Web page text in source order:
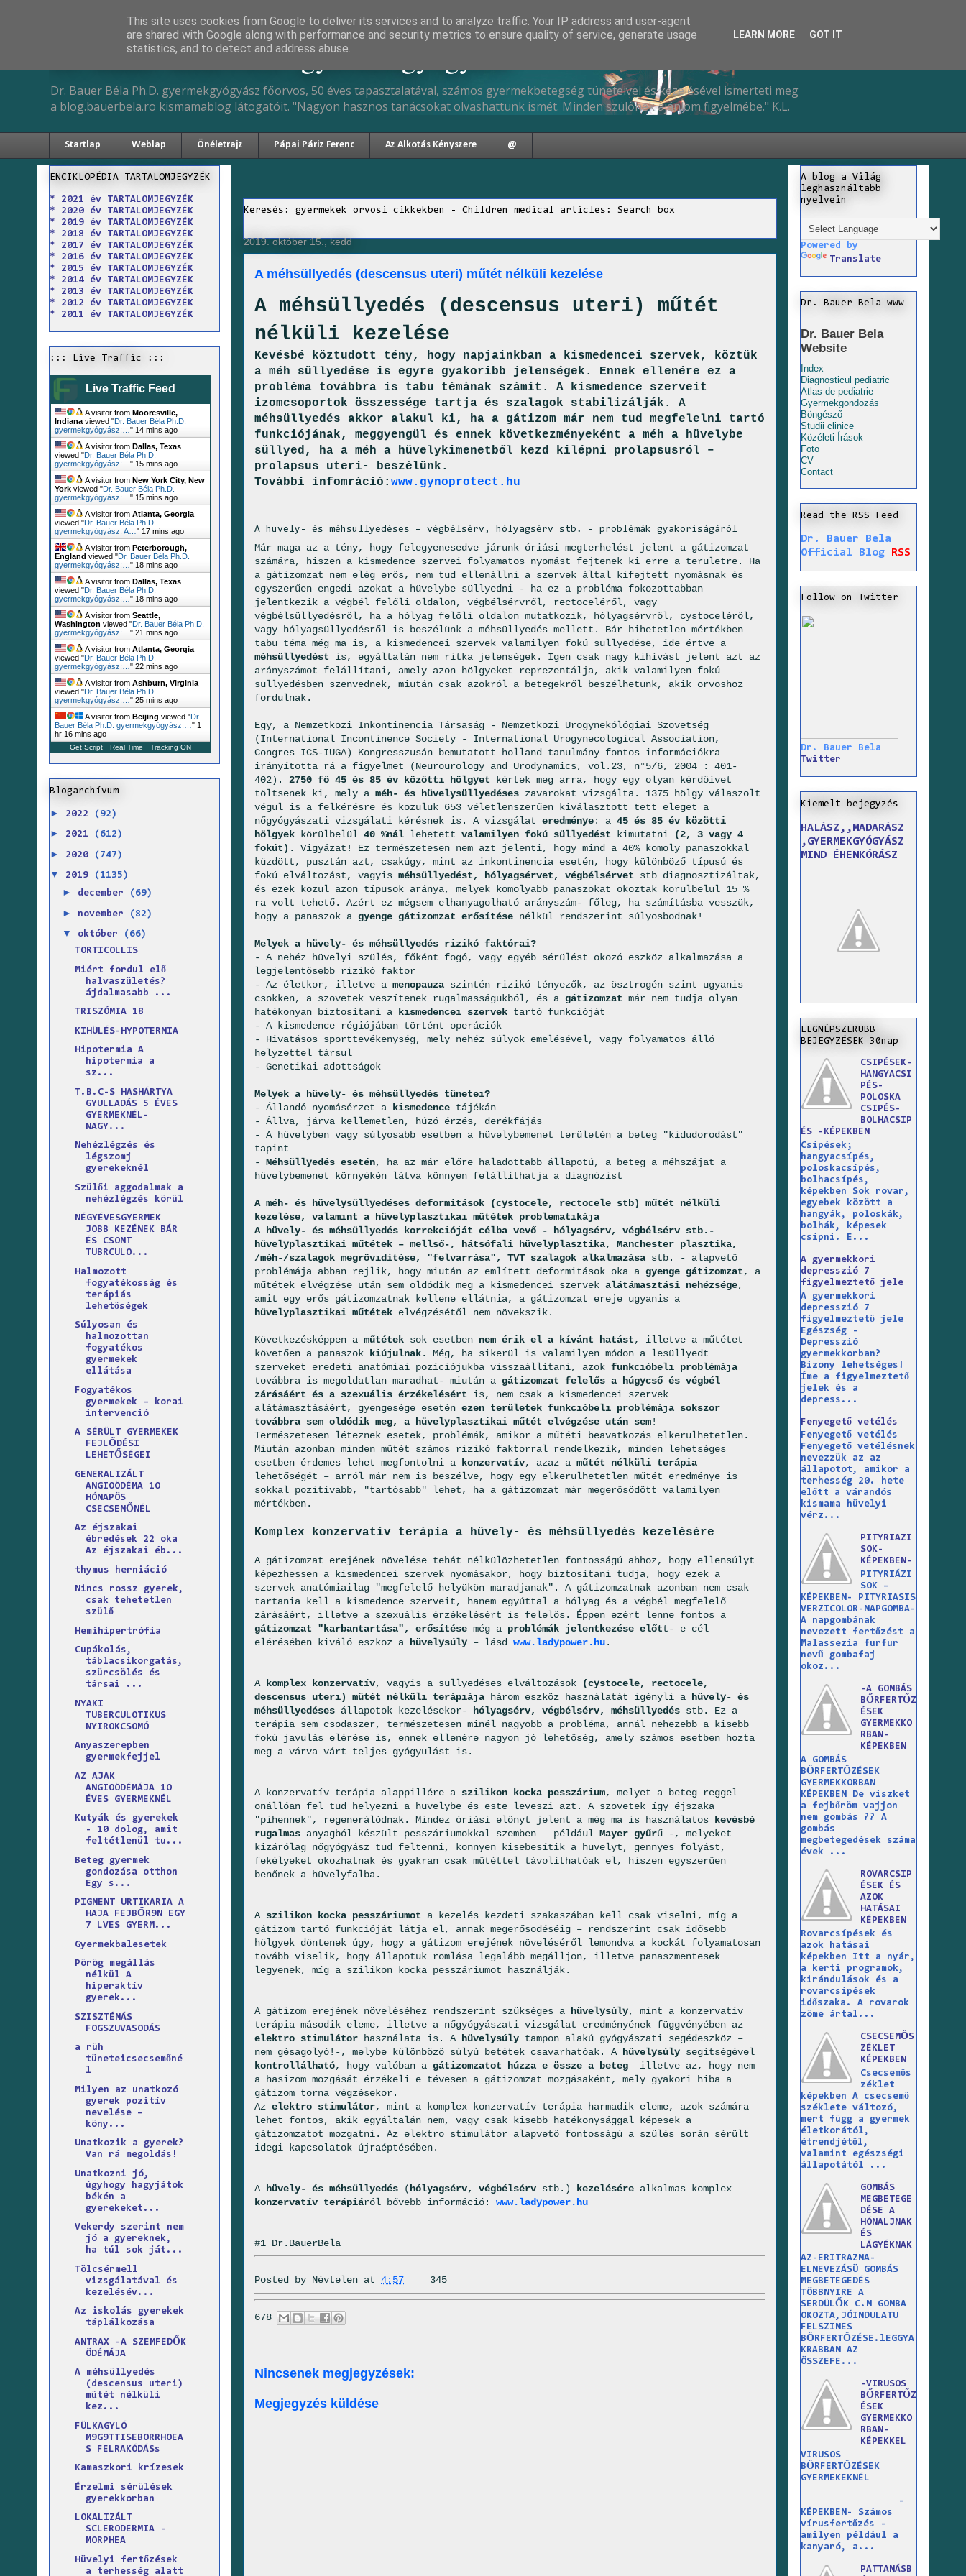
Dr. Bauer Béla Ph.D. gyermekgyógyász
Dr. Bauer Béla Ph.D. gyermekgyógyász főorvos, 50 éves tapasztalatával, számos gyermekbetegség tüneteivel és kezelésével ismerteti meg
a blog.bauerbela.ro kismamablog látogatóit. "Nagyon hasznos tanácsokat olvashattunk ismét. Minden szülőnek ajánlom figyelmébe." K.L.
Startlap Weblap Önéletrajz Pápai Páriz Ferenc Az Alkotás Kényszere @
Keresés: gyermekek orvosi cikkekben - Children medical articles: Search box
2019. október 15., kedd
A méhsüllyedés (descensus uteri) műtét nélküli kezelése
A méhsüllyedés (descensus uteri) műtét
nélküli kezelése
Kevésbé köztudott tény, hogy napjainkban a kismedencei szervek, köztük
a méh süllyedése is egyre gyakoribb jelenségek. Ennek ellenére ez a
probléma továbbra is tabu témának számít. A kismedence szerveit
izomcsoportok összessége tartja és szalagok stabilizálják. A
méhsüllyedés akkor alakul ki, ha a gátizom már nem tud megfelelni tartó
funkciójának, meggyengül és ennek következményeként a méh a hüvelybe
süllyed, ha a méh a hüvelykimenetből kezd kilépni prolapsusról –
prolapsus uteri- beszélünk.
További infomráció: www.gynoprotect.hu
A hüvely- és méhsüllyedéses – végbélsérv, hólyagsérv stb. - problémák gyakoriságáról
Már maga az a tény, hogy felegyenesedve járunk óriási megterhelést jelent a gátizomzat
számára, hiszen a kismedence szervei folyamatos nyomást fejtenek ki erre a területre. Ha
a gátizomzat nem elég erős, nem tud ellenállni a szervek által kifejtett nyomásnak és
egyszerűen engedi azokat a hüvelybe süllyedni - ha ez a probléma fokozottabban
jelentkezik a végbél felőli oldalon, végbélsérvről, rectoceléről, vagy
végbélsüllyedésről, ha a hólyag felőli oldalon mutatkozik, hólyagsérvről, cystoceléről,
vagy hólyagsüllyedésről is beszélünk a méhsüllyedés mellett. Bár hihetetlen mértékben
tabu téma még ma is, a kismedencei szervek valamilyen fokú süllyedése, ide értve a
méhsüllyedést is, egyáltalán nem ritka jelenségek. Igen csak nagy kihívást jelent azt az
arányszámot felállítani, amely azon hölgyeket reprezentálja, akik valamilyen fokú
süllyedésben szenvednek, miután csak azokról a betegekről beszélhetünk, akik orvoshoz
fordulnak.
Egy, a Nemzetközi Inkontinencia Társaság - Nemzetközi Urogynekólógiai Szövetség
(International Incontinence Society - International Urogynecological Association,
Congres ICS-IUGA) Kongresszusán bemutatott holland tanulmány fontos információkra
irányította rá a figyelmet (Neurourology and Urodynamics, vol.23, n°5/6, 2004 : 401-
402). 2750 fő 45 és 85 év közötti hölgyet kértek meg arra, hogy egy olyan kérdőívet
töltsenek ki, mely a méh- és hüvelysüllyedéses zavarokat vizsgálta. 1375 hölgy válaszolt
végül is a felkérésre és közülük 653 véletlenszerűen kiválasztott tett eleget a
nőgyógyászati vizsgálati kérésnek is. A vizsgálat eredménye: a 45 és 85 év közötti
hölgyek körülbelül 40 %nál lehetett valamilyen fokú süllyedést kimutatni (2, 3 vagy 4
fokút) . Vigyázat! Ez természetesen nem azt jelenti, hogy mind a 40% komoly panaszokkal
küzdött, pusztán azt, csakúgy, mint az inkontinencia esetén, hogy különböző típusú és
fokú elváltozást, vagyis méhsüllyedést, hólyagsérvet, végbélsérvet stb diagnosztizáltak,
és ezek közül azon típusok aránya, melyek komolyabb panaszokat okoztak körülbelül 15 %
ra volt tehető. Azért ez mégsem elhanyagolható arányszám- főleg, ha számításba vesszük,
hogy a panaszok a gyenge gátizomzat erősítése nélkül rendszerint súlyosbodnak!
Melyek a hüvely- és méhsüllyedés rizikó faktórai?
- A nehéz hüvelyi szülés, főként fogó, vagy egyéb sérülést okozó eszköz alkalmazása a
legjelentősebb rizikó faktor
- Az életkor, illetve a menopauza szintén rizikó tényezők, az ösztrogén szint ugyanis
csökken, a szövetek veszítenek rugalmasságukból, és a gátizomzat már nem tudja olyan
hatékonyan biztosítani a kismedencei szervek tartó funkcióját
- A kismedence régiójában történt operációk
- Hivatásos sporttevékenység, mely nehéz súlyok emelésével, vagy folyamatos álló
helyzettel társul
- Genetikai adottságok
Melyek a hüvely- és méhsüllyedés tünetei?
- Állandó nyomásérzet a kismedence tájékán
- Állva, járva kellemetlen, húzó érzés, derékfájás
- A hüvelyben vagy súlyosabb esetben a hüvelybemenet területén a beteg "kidudorodást"
tapint
- Méhsüllyedés esetén, ha az már előre haladottabb állapotú, a beteg a méhszájat a
hüvelybemenet környékén látva könnyen felállíthatja a diagnózist
A méh- és hüvelysüllyedéses deformitások (cystocele, rectocele stb) műtét nélküli
kezelése, valamint a hüvelyplasztikai műtétek problematikája
A hüvely- és méhsüllyedés korrekcióját célba vevő - hólyagsérv, végbélsérv stb.-
hüvelyplasztikai műtétek – mellső-, hátsófali hüvelyplasztika, Manchester plasztika,
/méh-/szalagok megrövidítése, "felvarrása", TVT szalagok alkalmazása stb. - alapvető
problémája abban rejlik, hogy miután az említett deformitások oka a gyenge gátizomzat, a
műtétek elvégzése után sem oldódik meg a kismedencei szervek alátámasztási nehézsége,
amit egy erős gátizomzatnak kellene ellátnia, a gátizomzat ereje ugyanis a
hüvelyplasztikai műtétek elvégzésétől nem növekszik.
Következésképpen a műtétek sok esetben nem érik el a kívánt hatást, illetve a műtétet
követően a panaszok kiújulnak. Még, ha sikerül is valamilyen módon a lesüllyedt
szerveket eredeti anatómiai pozíciójukba visszaállítani, azok funkcióbeli problémája
továbbra is megoldatlan maradhat- miután a gátizomzat felelős a húgycső és végbél
zárásáért és a szexuális érzékelésért is, nem csak a kismedencei szervek
alátámasztásáért, gyengesége esetén ezen területek funkcióbeli problémája sokszor
továbbra sem oldódik meg, a hüvelyplasztikai műtét elvégzése után sem!
Természetesen léteznek esetek, problémák, amikor a műtéti beavatkozás elkerülhetetlen.
Miután azonban minden műtét számos rizikó faktorral rendelkezik, minden lehetséges
esetben érdemes lehet megfontolni a konzervatív, azaz a műtét nélküli terápia
lehetőségét – arról már nem is beszélve, hogy egy elkerülhetetlen műtét eredménye is
sokkal pozitívabb, "tartósabb" lehet, ha a gátizomzat már megerősödött valamilyen
mértékben.
Komplex konzervatív terápia a hüvely- és méhsüllyedés kezelésére
A gátizomzat erejének növelése tehát nélkülözhetetlen fontosságú ahhoz, hogy ellensúlyt
képezhessen a kismedencei szervek nyomásakor, hogy biztosítani tudja, hogy ezek a
szervek anatómiailag "megfelelő helyükön maradjanak". A gátizomzatnak azonban nem csak
tartania kell a kismedence szerveit, hanem egyúttal a hólyag és a végbél megfelelő
zárásáért, illetve a szexuális érzékelésért is felelős. Éppen ezért lenne fontos a
gátizomzat "karbantartása", erősítése még a problémák jelentkezése előtt- e cél
elérésében kiváló eszköz a hüvelysúly – lásd www.ladypower.hu.
A komplex konzervatív, vagyis a süllyedéses elváltozások
(cystocele, rectocele,
descensus uteri) műtét nélküli terápiája három eszköz használatát igényli a hüvely- és
méhsüllyedéses állapotok kezelésekor- hólyagsérv, végbélsérv, méhsüllyedés stb. Ez a
terápia sem csodaszer, természetesen minél nagyobb a probléma, annál nehezebb a kisebb
fokú javulás elérése is, ennek ellenére nagyon jó lehetőség, amely számos esetben hozta
meg a várva várt teljes gyógyulást is.
A konzervatív terápia alappillére a szilikon kocka pesszárium, melyet a beteg reggel
önállóan fel tud helyezni a hüvelybe és este leveszi azt. A szövetek így éjszaka
"pihennek", regenerálódnak. Mindez óriási előnyt jelent a még ma is használatos kevésbé
rugalmas anyagból készült pesszáriumokkal szemben – például Mayer gyűrű -, melyeket
kizárólag nőgyógyász tud feltenni, könnyen kisebesítik a hüvelyt, gennyes folyást,
fekélyeket okozhatnak és gyakran csak műtéttel távolíthatóak el, hiszen egyszerűen
benőnek a hüvelyfalba.
A szilikon kocka pesszáriumot a kezelés kezdeti szakaszában kell csak viselni, míg a
gátizom tartó funkcióját látja el, annak megerősödéséig – rendszerint csak idősebb
hölgyek döntenek úgy, hogy a gátizom erejének növeléséről lemondva a kockát folyamatosan
tovább viselik, hogy állapotuk romlása legalább megálljon, illetve panaszmentesek
legyenek, míg a szilikon kocka pesszáriumot használják.
A gátizom erejének növeléséhez rendszerint szükséges a hüvelysúly, mint a konzervatív
terápia második eleme, illetve a nőgyógyászati vizsgálat eredményének függvényében az
elektro stimulátor használata is. A hüvelysúly tampon alakú gyógyászati segédeszköz –
nem gésagolyó!-, melybe különböző súlyú betétek csavarhatóak. A hüvelysúly segítségével
kontrollálható, hogy valóban a gátizomzatot húzza e össze a beteg– illetve az, hogy nem
a hasizom mozgását érzékeli e tévesen a gátizomzat mozgásaként, mely gyakori hiba a
gátizom torna végzésekor.
Az elektro stimulátor, mint a komplex konzervatív terápia harmadik eleme, azok számára
lehet fontos, akik egyáltalán nem, vagy csak kisebb hatékonysággal képesek a
gátizomzatot mozgatni. Az elektro stimulátor alapvető fontosságú a szülés során sérült
idegi kapcsolatok újraéptésében.
A hüvely- és méhsüllyedés (hólyagsérv, végbélsérv stb.) kezelésére alkalmas komplex
konzervatív terápiáról bővebb információ: www.ladypower.hu
#1 Dr.BauerBela
Posted by Névtelen at 4:57 345
678
Nincsenek megjegyzések:
Megjegyzés küldése
ENCIKLOPÉDIA TARTALOMJEGYZÉK
* 2021 év TARTALOMJEGYZÉK
* 2020 év TARTALOMJEGYZÉK
* 2019 év TARTALOMJEGYZÉK
* 2018 év TARTALOMJEGYZÉK
* 2017 év TARTALOMJEGYZÉK
* 2016 év TARTALOMJEGYZÉK
* 2015 év TARTALOMJEGYZÉK
* 2014 év TARTALOMJEGYZÉK
* 2013 év TARTALOMJEGYZÉK
* 2012 év TARTALOMJEGYZÉK
* 2011 év TARTALOMJEGYZÉK
::: Live Traffic :::
Live Traffic Feed
A visitor from Mooresville,
Indiana viewed "Dr. Bauer Béla Ph.D.
gyermekgyógyász:… " 14 mins ago
A visitor from Dallas, Texas
viewed "Dr. Bauer Béla Ph.D.
gyermekgyógyász:… " 15 mins ago
A visitor from New York City, New
York viewed "Dr. Bauer Béla Ph.D.
gyermekgyógyász:… " 15 mins ago
A visitor from Atlanta, Georgia
viewed "Dr. Bauer Béla Ph.D.
gyermekgyógyász: A… " 17 mins ago
A visitor from Peterborough,
England viewed "Dr. Bauer Béla Ph.D.
gyermekgyógyász:… " 18 mins ago
A visitor from Dallas, Texas
viewed "Dr. Bauer Béla Ph.D.
gyermekgyógyász:… " 18 mins ago
A visitor from Seattle,
Washington viewed "Dr. Bauer Béla Ph.D.
gyermekgyógyász:… " 21 mins ago
A visitor from Atlanta, Georgia
viewed "Dr. Bauer Béla Ph.D.
gyermekgyógyász:… " 22 mins ago
A visitor from Ashburn, Virginia
viewed "Dr. Bauer Béla Ph.D.
gyermekgyógyász:… " 25 mins ago
A visitor from Beijing viewed "Dr.
Bauer Béla Ph.D. gyermekgyógyász:… " 1
hr 16 mins ago
Get Script Real Time Tracking ON
Blogarchívum
► 2022 (92)
► 2021 (612)
► 2020 (747)
▼ 2019 (1135)
► december (69)
► november (82)
▼ október
(66)
TORTICOLLIS
Miért fordul elő
halvaszületés?
ájdalmasabb ...
TRISZÓMIA 18
KIHÜLÉS-HYPOTERMIA
Hipotermia A
hipotermia a
sz...
T.B.C-S HASHÁRTYA
GYULLADÁS 5 ÉVES
GYERMEKNÉL-
NAGY...
Nehézlégzés és
légszomj
gyerekeknél
Szülői aggodalmak a
nehézlégzés körül
NÉGYÉVESGYERMEK
JOBB KEZÉNEK BÁR
ÉS CSONT
TUBRCULO...
Halmozott
fogyatékosság és
terápiás
lehetőségek
Súlyosan és
halmozottan
fogyatékos
gyermekek
ellátása
Fogyatékos
gyermekek – korai
intervenció
A SÉRÜLT GYERMEKEK
FEJLŐDÉSI
LEHETŐSÉGEI
GENERALIZÁLT
ANGIOÖDÉMA 1O
HÓNAPÖS
CSECSEMŐNÉL
Az éjszakai
ébredések 22 oka
Az éjszakai éb...
thymus herniáció
Nincs rossz gyerek,
csak tehetetlen
szülő
Hemihipertrófia
Cupákolás,
táblacsikorgatás,
szürcsölés és
társai ...
NYAKI
TUBERCULOTIKUS
NYIROKCSOMÓ
Anyaszerepben
gyermekfejjel
AZ AJAK
ANGIOÖDÉMÁJA 1O
ÉVES GYERMEKNÉL
Kutyák és gyerekek
- 10 dolog, amit
feltétlenül tu...
Beteg gyermek
gondozása otthon
Egy s...
PIGMENT URTIKARIA A
HAJA FEJBŐR9N EGY
7 LVES GYERM...
Gyermekbalesetek
Pörög megállás
nélkül A
hiperaktív
gyerek...
SZISZTÉMÁS
FOGSZUVASODÁS
a rüh
tüneteicsecsemőné
l
Milyen az unatkozó
gyerek pozitív
nevelése –
köny...
Unatkozik a gyerek?
Van rá megoldás!
Unatkozni jó,
úgyhogy hagyjátok
békén a
gyerekeket...
Vekerdy szerint nem
jó a gyereknek,
ha túl sok ját...
Tölcsérmell
vizsgálatával és
kezelésév...
Az iskolás gyerekek
táplálkozása
ANTRAX -A SZEMFEDŐK
ÖDÉMÁJA
A méhsüllyedés
(descensus uteri)
műtét nélküli
kez...
FÜLKAGYLÓ
M9G9TTISEBORRHOEA
S FELRAKÓDÁSs
Kamaszkori krízesek
Érzelmi sérülések
gyerekkorban
LOKALIZÁLT
SCLERODERMIA -
MORPHEA
Hüvelyi fertőzések
a terhesség alatt
A blog a Világ
leghasználtabb
nyelvein
Powered by
Translate
Dr. Bauer Bela www
Dr. Bauer Bela
Website
Index
Diagnosticul pediatric
Atlas de pediatrie
Gyermekgondozás
Böngésző
Studii clinice
Közéleti Írások
Foto
CV
Contact
Read the RSS Feed
Dr. Bauer Bela
Official Blog
RSS
Follow on Twitter
Dr. Bauer Bela
Twitter
Kiemelt bejegyzés
HALÁSZ,,MADARÁSZ
,GYERMEKGYÓGYÁSZ
MIND ÉHENKÓRÁSZ
LEGNÉPSZERUBB
BEJEGYZÉSEK 30nap
CSIPÉSEK-
HANGYACSI
PÉS-
POLOSKA
CSIPÉS-
BOLHACSIP
ÉS -KÉPEKBEN
Csípések;
hangyacsípés,
poloskacsípés,
bolhacsípés,
képekben Sok rovar,
egyebek között a
hangyák, poloskák,
bolhák, képesek
csípni. E...
A gyermekkori
depresszió 7
figyelmeztető jele
A gyermekkori
depresszió 7
figyelmeztető jele
Egészség -
Depresszió
gyermekkorban?
Bizony lehetséges!
Íme a figyelmeztető
jelek és a
depress...
Fenyegető vetélés
Fenyegető vetélés
Fenyegető vetélésnek
nevezzük az az
állapotot, amikor a
terhesség 20. hete
előtt a várandós
kismama hüvelyi
vérz...
PITYRIAZI
SOK-
KÉPEKBEN-
PITYRIÁZI
SOK –
KÉPEKBEN- PITYRIASIS
VERZICOLOR-NAPGOMBA-
A napgombának
nevezett fertőzést a
Malassezia furfur
nevű gombafaj
okoz...
-A GOMBÁS
BŐRFERTŐZ
ÉSEK
GYERMEKKO
RBAN-
KÉPEKBEN
A GOMBÁS
BŐRFERTŐZÉSEK
GYERMEKKORBAN
KÉPEKBEN De viszket
a fejbőröm vajjon
nem gombás ?? A
gombás
megbetegedések száma
évek ...
ROVARCSIP
ÉSEK ÉS
AZOK
HATÁSAI
KÉPEKBEN
Rovarcsípések és
azok hatásai
képekben Itt a nyár,
a kerti programok,
kirándulások és a
rovarcsípések
időszaka. A rovarok
zöme ártal...
CSECSEMŐS
ZÉKLET
KÉPEKBEN
Csecsemős
zéklet
képekben A csecsemő
széklete változó,
mert függ a gyermek
életkorától,
étrendjétől,
valamint egészségi
állapotától ...
GOMBÁS
MEGBETEGE
DÉSE A
HÓNALJNAK
ÉS
LÁGYÉKNAK
AZ-ERITRAZMA-
ELNEVEZÁSÜ GOMBÁS
MEGBETEGEDÉS
TÖBBNYIRE A
SERDÜLŐK C.M GOMBA
OKOZTA,JÓINDULATU
FELSZINES
BŐRFERTŐZÉSE.lEGGYA
KRABBAN AZ
ÖSSZEFE...
-VIRUSOS
BŐRFERTŐZ
ÉSEK
GYERMEKKO
RBAN-
KÉPEKKEL
VIRUSOS
BŐRFERTŐZÉSEK
GYERMEKEKNÉL
-
KÉPEKBEN- Számos
vírusfertőzés -
amilyen például a
kanyaró, a...
PATTANÁSB
This site uses cookies from Google to deliver its services and to analyze traffic. Your IP address and user-agent
are shared with Google along with performance and security metrics to ensure quality of service, generate usage
statistics, and to detect and address abuse.
LEARN MORE GOT IT